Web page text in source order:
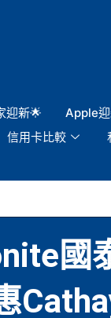
迎新🌟 Apple
信用卡比較